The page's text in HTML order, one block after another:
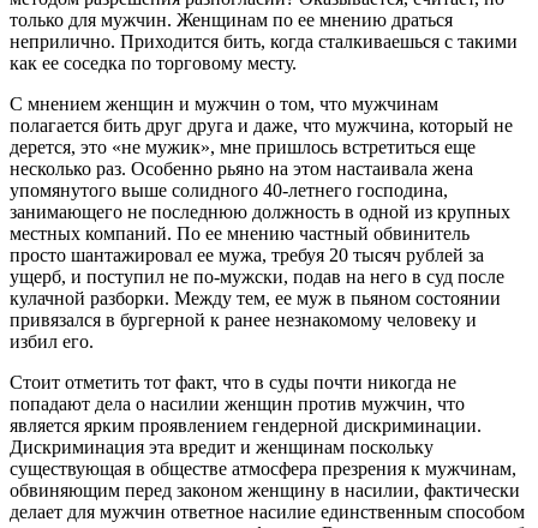
только для мужчин. Женщинам по ее мнению драться
неприлично. Приходится бить, когда сталкиваешься с такими
как ее соседка по торговому месту.
С мнением женщин и мужчин о том, что мужчинам
полагается бить друг друга и даже, что мужчина, который не
дерется, это «не мужик», мне пришлось встретиться еще
несколько раз. Особенно рьяно на этом настаивала жена
упомянутого выше солидного 40-летнего господина,
занимающего не последнюю должность в одной из крупных
местных компаний. По ее мнению частный обвинитель
просто шантажировал ее мужа, требуя 20 тысяч рублей за
ущерб, и поступил не по-мужски, подав на него в суд после
кулачной разборки. Между тем, ее муж в пьяном состоянии
привязался в бургерной к ранее незнакомому человеку и
избил его.
Стоит отметить тот факт, что в суды почти никогда не
попадают дела о насилии женщин против мужчин, что
является ярким проявлением гендерной дискриминации.
Дискриминация эта вредит и женщинам поскольку
существующая в обществе атмосфера презрения к мужчинам,
обвиняющим перед законом женщину в насилии, фактически
делает для мужчин ответное насилие единственным способом